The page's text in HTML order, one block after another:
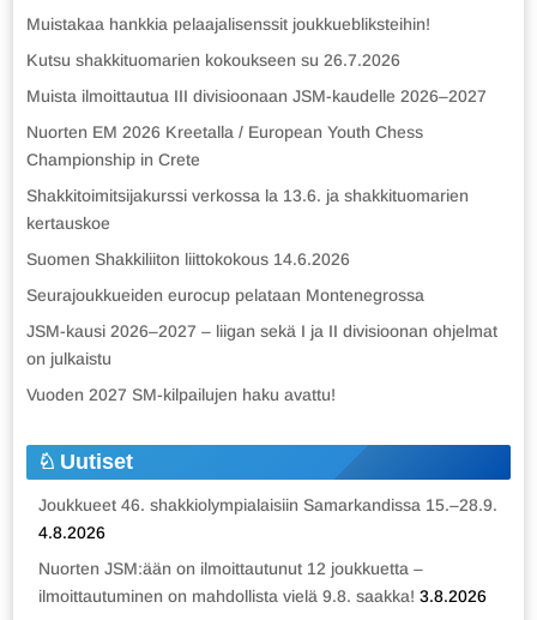
Muistakaa hankkia pelaajalisenssit joukkuebliksteihin!
Kutsu shakkituomarien kokoukseen su 26.7.2026
Muista ilmoittautua III divisioonaan JSM-kaudelle 2026–2027
Nuorten EM 2026 Kreetalla / European Youth Chess
Championship in Crete
Shakkitoimitsijakurssi verkossa la 13.6. ja shakkituomarien
kertauskoe
Suomen Shakkiliiton liittokokous 14.6.2026
Seurajoukkueiden eurocup pelataan Montenegrossa
JSM-kausi 2026–2027 – liigan sekä I ja II divisioonan ohjelmat
on julkaistu
Vuoden 2027 SM-kilpailujen haku avattu!
Uutiset
Joukkueet 46. shakkiolympialaisiin Samarkandissa 15.–28.9.
4.8.2026
Nuorten JSM:ään on ilmoittautunut 12 joukkuetta –
ilmoittautuminen on mahdollista vielä 9.8. saakka! 3.8.2026